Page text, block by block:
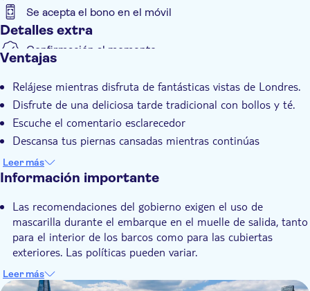
Se acepta el bono en el móvil
Detalles extra
Confirmación al momento
Ventajas
Relájese mientras disfruta de fantásticas vistas de Londres.
Disfrute de una deliciosa tarde tradicional con bollos y té.
Escuche el comentario esclarecedor
Descansa tus piernas cansadas mientras continúas
descubriendo Londres
Leer más
Información importante
Las recomendaciones del gobierno exigen el uso de
mascarilla durante el embarque en el muelle de salida, tanto
para el interior de los barcos como para las cubiertas
exteriores. Las políticas pueden variar.
Se recomienda consultar el sitio web del operador o las
redes sociales en línea para obtener la información de salida
Leer más
DSA1Río Támesis